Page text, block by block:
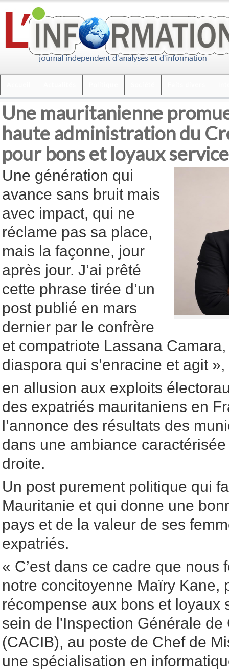
Une mauritanienne
haute administration du
pour bons et loyaux
Une génération qui
avance sans bruit mais
avec impact, qui ne
réclame pas sa place,
mais la façonne, jour
après jour. J’ai prêté
cette phrase tirée d’un
post publié en mars
dernier par le confrère
et compatriote Lassana
diaspora qui s’enracine et agit »,
en allusion aux exploits
des expatriés mauritaniens en
l’annonce des résultats des
dans une ambiance
droite.
Un post purement politique qui
Mauritanie et qui donne une
pays et de la valeur de ses
expatriés.
« C’est dans ce cadre que nous
notre concitoyenne Maïry Kane,
récompense aux bons et loyaux
sein de l'Inspection Générale de
(CACIB), au poste de Chef de
une spécialisation en